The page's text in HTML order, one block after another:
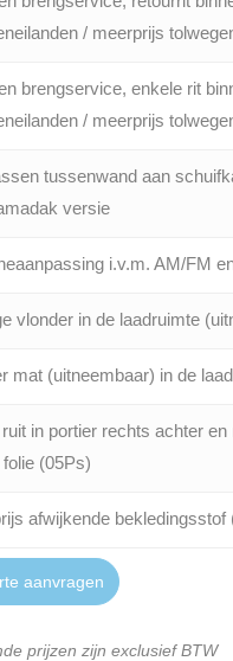
/ meerprijs
brengservice, enkele rit
/ meerprijs
tussenwand aan
versie
i.v.m. AM/FM
vlonder in de laadruimte
mat (uitneembaar) in de
in portier rechts achter
(05Ps)
afwijkende bekledingsstof
aanvragen
prijzen zijn exclusief BTW